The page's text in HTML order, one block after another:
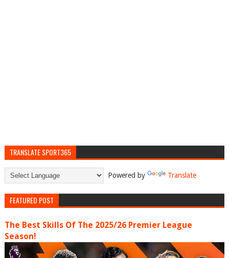
TRANSLATE SPORT365
Powered by Translate
FEATURED POST
The Best Skills Of The 2025/26 Premier League
Season!